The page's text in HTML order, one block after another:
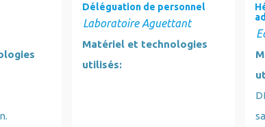
Déléguation de personnel
Laboratoire Aguettant
Matériel et technologies
utilisés: